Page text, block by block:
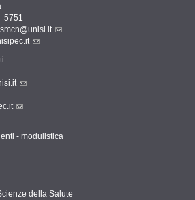
5751
- modulistica
della Salute